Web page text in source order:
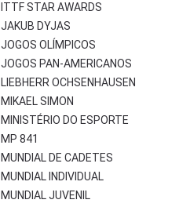
ITTF STAR AWARDS
JAKUB DYJAS
JOGOS OLÍMPICOS
JOGOS PAN-AMERICANOS
LIEBHERR OCHSENHAUSEN
MIKAEL SIMON
MINISTÉRIO DO ESPORTE
MP 841
MUNDIAL DE CADETES
MUNDIAL INDIVIDUAL
MUNDIAL JUVENIL